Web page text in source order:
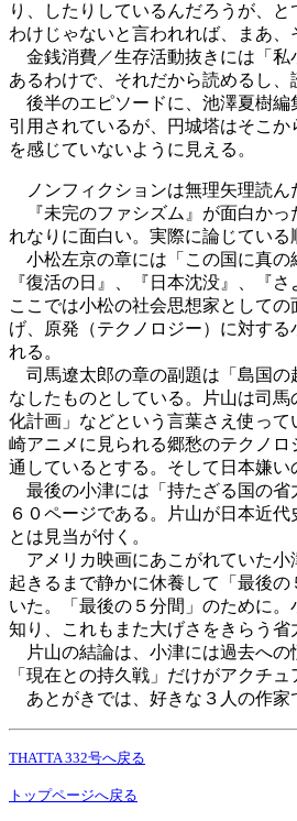
り、したりしているんだろうが、
わけじゃないと言われれば、まあ
金銭消費／生存活動抜きには「私
あるわけで、それだから読めるし
後半のエピソードに、池澤夏樹編
引用されているが、円城塔はそこ
を感じていないように見える。
ノンフィクションは無理矢理読ん
『未完のファシズム』が面白かっ
れなりに面白い。実際に論じてい
小松左京の章には「この国に真の
『復活の日』、『日本沈没』、『
ここでは小松の社会思想家として
げ、原発（テクノロジー）に対す
れる。
司馬遼太郎の章の副題は「島国の
なしたものとしている。片山は司
化計画」などという言葉さえ使っ
崎アニメに見られる郷愁のテクノ
通しているとする。そして日本嫌
最後の小津には「持たざる国の省
６０ページである。片山が日本近
とは見当が付く。
アメリカ映画にあこがれていた小
起きるまで静かに休養して「最後
いた。「最後の５分間」のために
知り、これもまた大げさをきらう省
片山の結論は、小津には過去への
「現在との持久戦」だけがアクチ
あとがきでは、好きな３人の作家
THATTA 332号へ戻る
トップページへ戻る